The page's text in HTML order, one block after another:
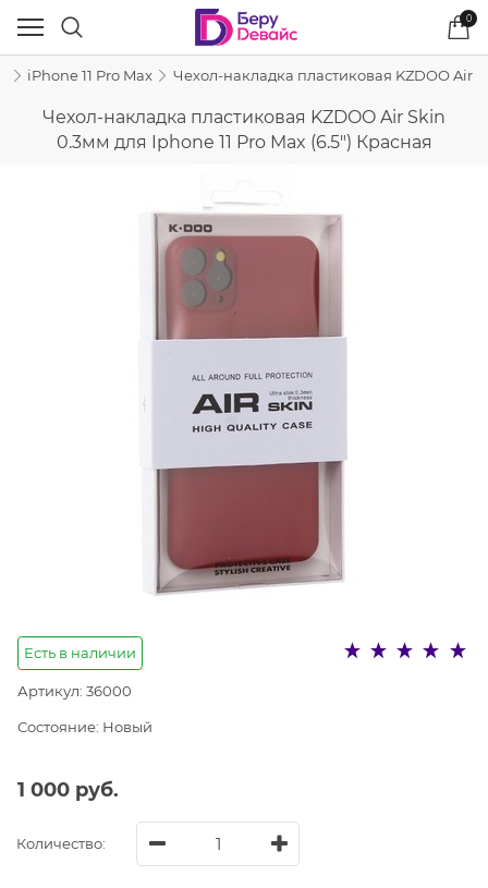
0
iPhone 11 Pro Max Чехол-накладка пластиковая KZDOO Air
Чехол-накладка пластиковая KZDOO Air Skin
0.3мм для Iphone 11 Pro Max (6.5") Красная
Есть в наличии
Артикул: 36000
Состояние: Новый
1 000 руб.
Количество: